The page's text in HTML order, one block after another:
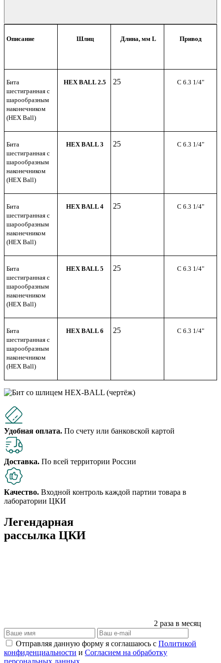
Описание Шлиц Длина, мм L Привод
Бита
шестигранная c
шарообразным
наконечником
(HEX Ball)
HEX BALL 2.5 25 С 6.3 1/4"
Бита
шестигранная c
шарообразным
наконечником
(HEX Ball)
HEX BALL3 25 С 6.3 1/4"
Бита
шестигранная c
шарообразным
наконечником
(HEX Ball)
HEX BALL4 25 С 6.3 1/4"
Бита
шестигранная c
шарообразным
наконечником
(HEX Ball)
HEX BALL5 25 С 6.3 1/4"
Бита
шестигранная c
шарообразным
наконечником
(HEX Ball)
HEX BALL6 25 С 6.3 1/4"
Удобная оплата. По счету или банковской картой
Доставка. По всей территории России
Качество. Входной контроль каждой партии товара в
лаборатории ЦКИ
Легендарная
рассылка ЦКИ
2 раза в месяц
Отправляя данную форму я соглашаюсь с Политикой
конфиденциальности и Согласием на обработку
персональных данных